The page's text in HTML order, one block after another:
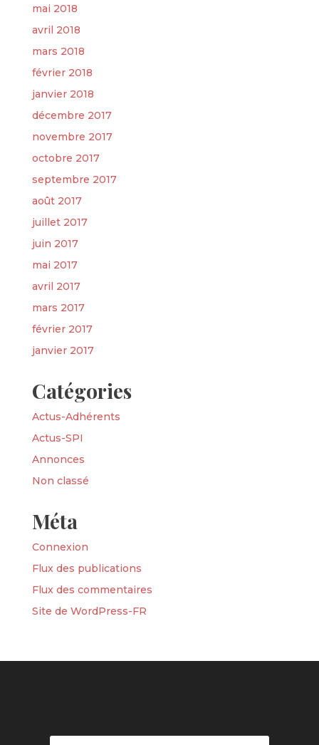
mai 2018
avril 2018
mars 2018
février 2018
janvier 2018
décembre 2017
novembre 2017
octobre 2017
septembre 2017
août 2017
juillet 2017
juin 2017
mai 2017
avril 2017
mars 2017
février 2017
janvier 2017
Catégories
Actus-Adhérents
Actus-SPI
Annonces
Non classé
Méta
Connexion
Flux des publications
Flux des commentaires
Site de WordPress-FR